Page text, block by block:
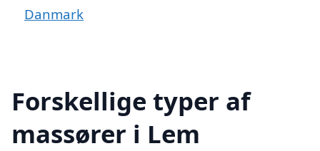
Danmark
Forskellige typer af
massører i Lem